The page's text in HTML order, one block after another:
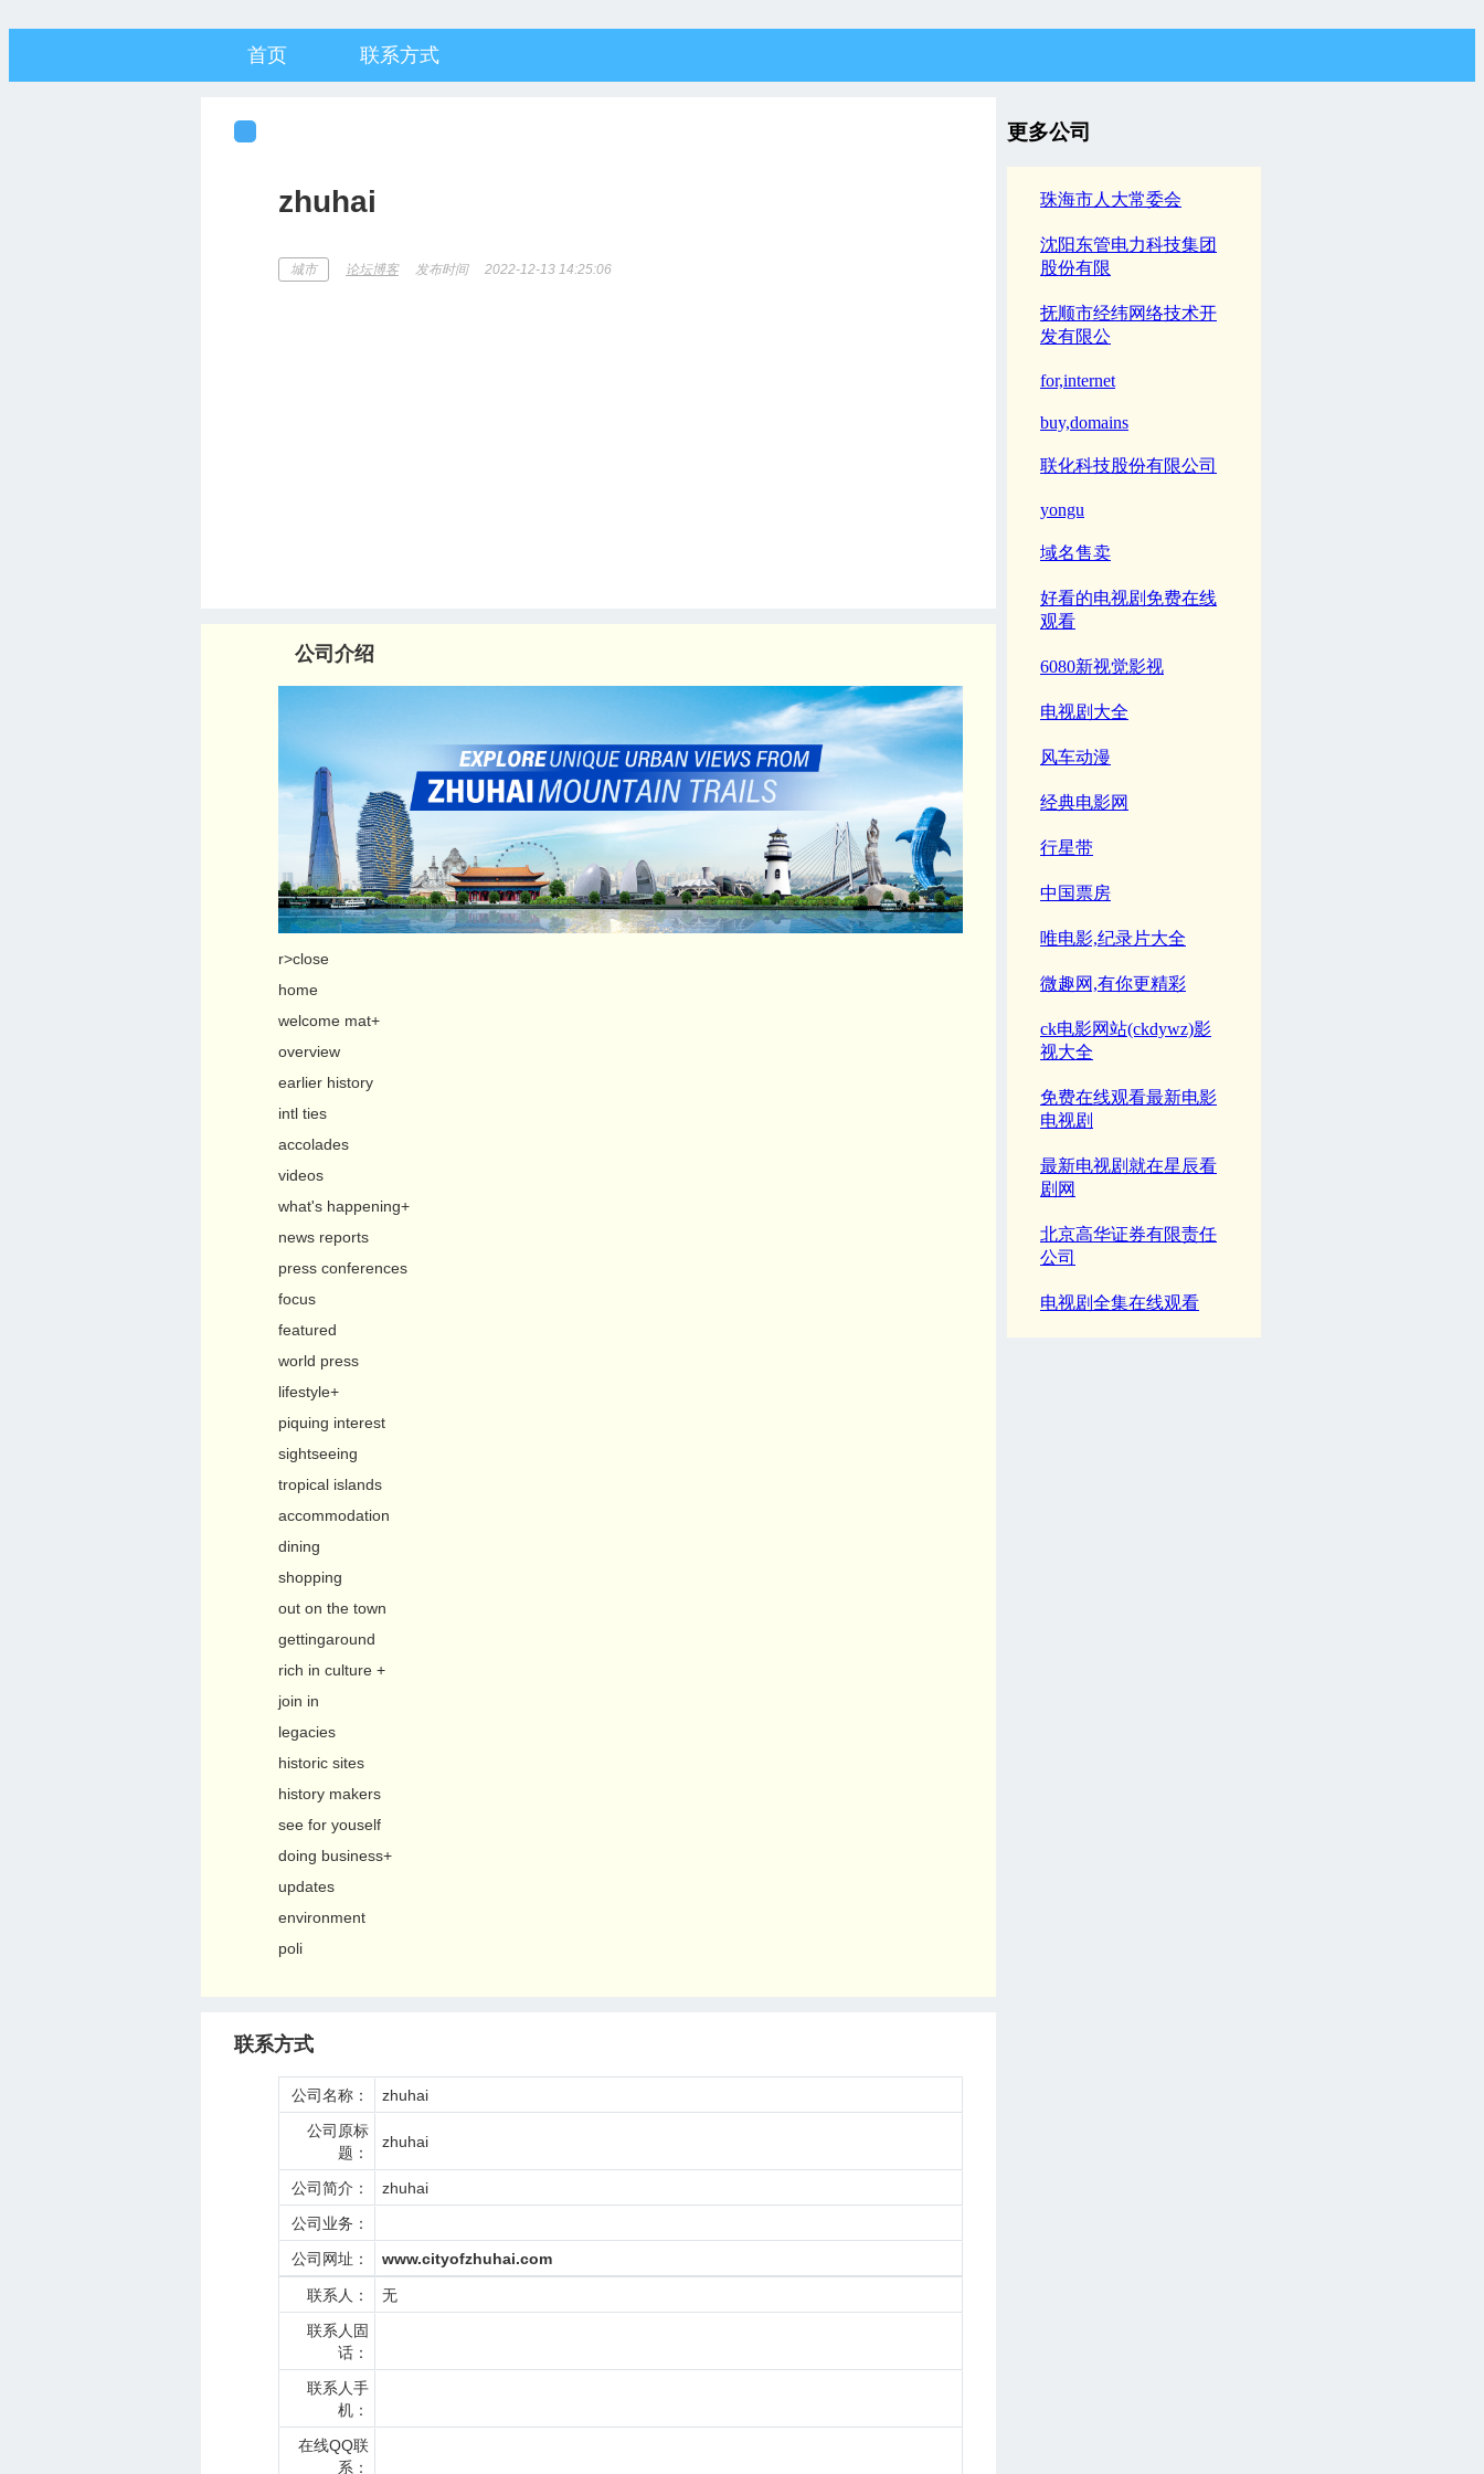
首页 联系方式
更多公司
珠海市人大常委会
沈阳东管电力科技集团
股份有限
抚顺市经纬网络技术开
发有限公
for,internet
buy,domains
联化科技股份有限公司
yongu
域名售卖
好看的电视剧免费在线
观看
6080新视觉影视
电视剧大全
风车动漫
经典电影网
行星带
中国票房
唯电影,纪录片大全
微趣网,有你更精彩
ck电影网站(ckdywz)影
视大全
免费在线观看最新电影
电视剧
最新电视剧就在星辰看
剧网
北京高华证券有限责任
公司
电视剧全集在线观看
zhuhai
城市 论坛博客 发布时间 2022-12-13 14:25:06
公司介绍
r>close
home
welcome mat+
overview
earlier history
intl ties
accolades
videos
what's happening+
news reports
press conferences
focus
featured
world press
lifestyle+
piquing interest
sightseeing
tropical islands
accommodation
dining
shopping
out on the town
gettingaround
rich in culture +
join in
legacies
historic sites
history makers
see for youself
doing business+
updates
environment
poli
联系方式
公司名称：
zhuhai
公司原标
题：
zhuhai
公司简介：
zhuhai
公司业务：
公司网址：
www.cityofzhuhai.com
联系人：
无
联系人固
话：
联系人手
机：
在线QQ联
系：